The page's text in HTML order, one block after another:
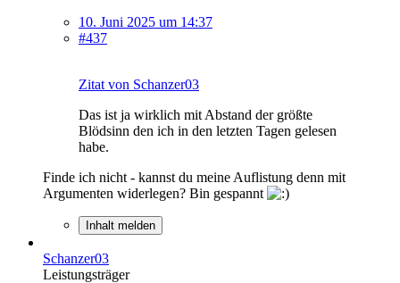
10. Juni 2025 um 14:37
#437
Zitat von Schanzer03
Das ist ja wirklich mit Abstand der größte
Blödsinn den ich in den letzten Tagen gelesen
habe.
Finde ich nicht - kannst du meine Auflistung denn mit
Argumenten widerlegen? Bin gespannt
Inhalt melden
Schanzer03
Leistungsträger